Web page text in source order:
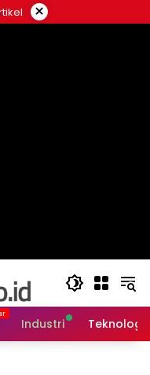
×
Industri Teknologi